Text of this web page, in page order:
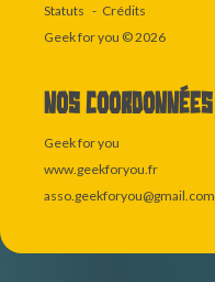
Statuts
Crédits
Geek for you © 2026
Nos coordonnées
Geek for you
www.geekforyou.fr
asso.geekforyou@gmail.com